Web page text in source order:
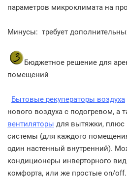
параметров микроклимата на
Минусы: требует
Бюджетное решение для
помещений
Бытовые рекуператоры воздуха
нового воздуха с подогревом, а
вентиляторы для вытяжки, плюс
системы (для каждого
один настенный внутренний).
кондиционеры инверторного
комфорта, или же простые on/